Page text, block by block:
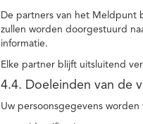
De partners van het Meldpunt
zullen worden doorgestuurd
informatie.
Elke partner blijft uitsluitend
4.4. Doeleinden van de
Uw persoonsgegevens